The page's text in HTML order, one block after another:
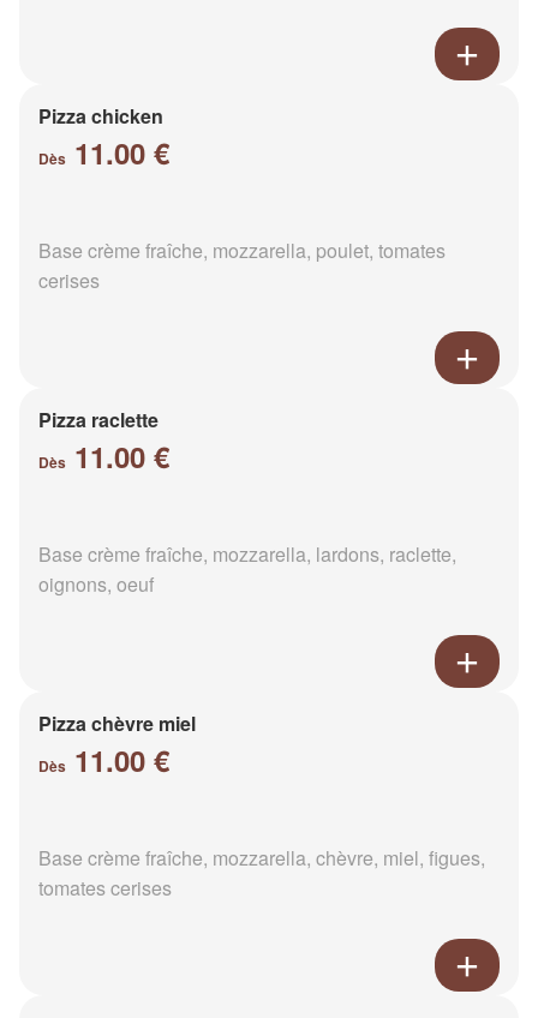
Pizza chicken
Dès 11.00 €
Base crème fraîche, mozzarella, poulet, tomates
cerises
Pizza raclette
Dès 11.00 €
Base crème fraîche, mozzarella, lardons, raclette,
oignons, oeuf
Pizza chèvre miel
Dès 11.00 €
Base crème fraîche, mozzarella, chèvre, miel, figues,
tomates cerises